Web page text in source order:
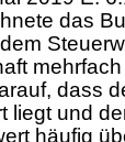
das
dass
liegt und
häufig